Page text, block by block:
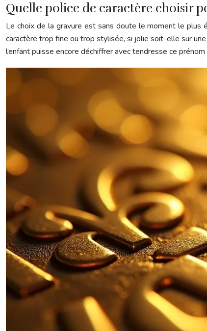
Quelle police de caractère choisir
Le choix de la gravure est sans doute le moment le plus
caractère trop fine ou trop stylisée, si jolie soit-elle sur
l’enfant puisse encore déchiffrer avec tendresse ce